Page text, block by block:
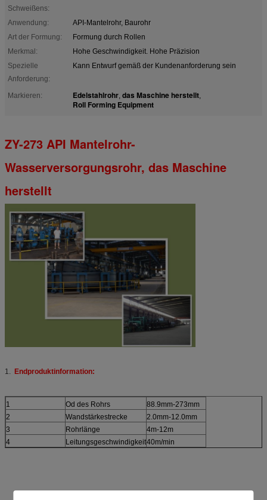
Schweißens:
Anwendung:
API-Mantelrohr, Baurohr
Art der Formung:
Formung durch Rollen
Merkmal:
Hohe Geschwindigkeit. Hohe Präzision
Spezielle
Anforderung:
Kann Entwurf gemäß der Kundenanforderung sein
Markieren: Edelstahlrohr, das Maschine herstellt,
Roll Forming Equipment
ZY-273 API Mantelrohr-
Wasserversorgungsrohr, das Maschine
herstellt
1. Endproduktinformation:
1 Od des Rohrs
88.9mm-273mm
2
Wandstärkestrecke
2.0mm-12.0mm
3
Rohrlänge
4m-12m
4
Leitungsgeschwindigkeit40m/min